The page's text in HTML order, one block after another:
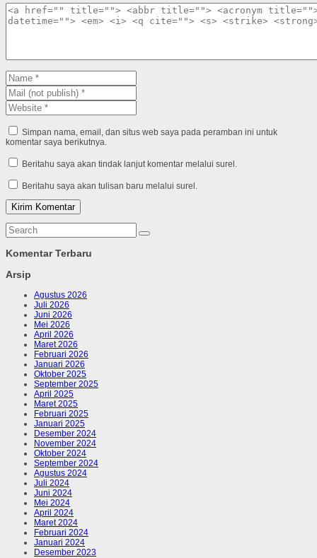
Simpan nama, email, dan situs web saya pada peramban ini untuk
komentar saya berikutnya.
Beritahu saya akan tindak lanjut komentar melalui surel.
Beritahu saya akan tulisan baru melalui surel.
Komentar Terbaru
Arsip
Agustus 2026
Juli 2026
Juni 2026
Mei 2026
April 2026
Maret 2026
Februari 2026
Januari 2026
Oktober 2025
September 2025
April 2025
Maret 2025
Februari 2025
Januari 2025
Desember 2024
November 2024
Oktober 2024
September 2024
Agustus 2024
Juli 2024
Juni 2024
Mei 2024
April 2024
Maret 2024
Februari 2024
Januari 2024
Desember 2023